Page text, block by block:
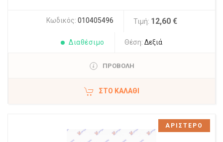
Κωδικός: 010405496 Τιμή: 12,60 €
Διαθέσιμο Θέση: Δεξιά
ΠΡΟΒΟΛΗ
ΣΤΟ ΚΑΛΆΘΙ
ΑΡΙΣΤΕΡΟ